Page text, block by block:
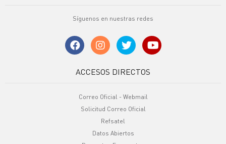
Síguenos en nuestras redes
ACCESOS DIRECTOS
Correo Oficial - Webmail
Solicitud Correo Oficial
Refsatel
Datos Abiertos